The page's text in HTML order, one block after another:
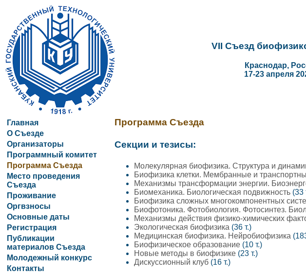
VII Съезд
Краснодар,
17-23 апреля
Главная
О Съезде
Организаторы
Программный комитет
Программа Съезда
Место проведения
Съезда
Проживание
Оргвзносы
Основные даты
Регистрация
Публикации
материалов Съезда
Молодежный конкурс
Контакты
Программа Съезда
Секции и тезисы:
Молекулярная биофизика. Структура и
Биофизика клетки. Мембранные и
Механизмы трансформации энергии.
Биомеханика. Биологическая подвижность (33
Биофизика сложных многокомпонентных
Биофотоника. Фотобиология. Фотосинтез.
Механизмы действия физико-химических
Экологическая биофизика (36 т.)
Медицинская биофизика. Нейробиофизика
Биофизическое образование (10 т.)
Новые методы в биофизике (23 т.)
Дискуссионный клуб (16 т.)